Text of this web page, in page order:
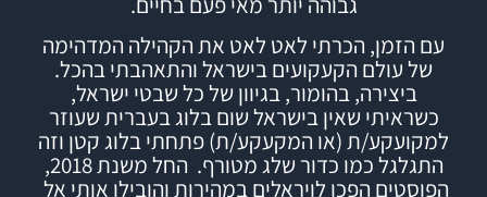
עם הזמן, הכרתי לאט לאט את הקהילה המדהימה
של עולם הקעקועים בישראל והתאהבתי בהכל.
ביצירה, בהומור, בגיוון של כל שבטי ישראל,
כשראיתי שאין בישראל שום בלוג בעברית שעוזר
למקועקע/ת (או המקעקע/ת) פתחתיבלוגקטן וזה
התגלגל כמו כדור שלג מטורף.
החל משנת 2018,
הפוסטים הפכו לויראלים במהירות והובילו אותי אל